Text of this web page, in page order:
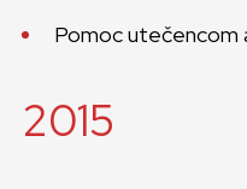
Pomoc utečencom
2015